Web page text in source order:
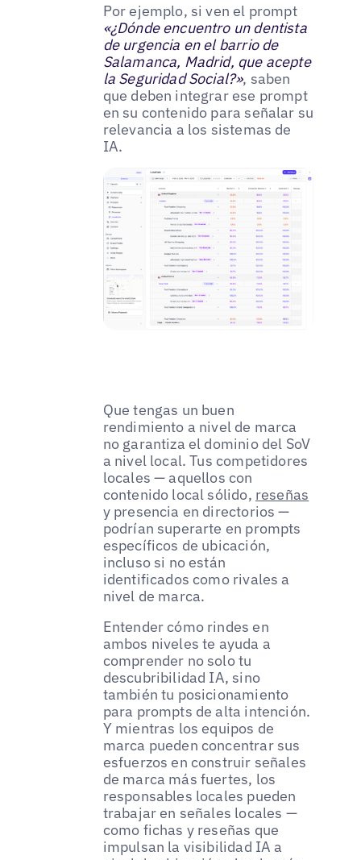
Por ejemplo, si ven el prompt
«¿Dónde encuentro un dentista
de urgencia en el barrio de
Salamanca, Madrid, que acepte
la Seguridad Social?», saben
que deben integrar ese prompt
en su contenido para señalar su
relevancia a los sistemas de
IA.
Que tengas un buen
rendimiento a nivel de marca
no garantiza el dominio del SoV
a nivel local. Tus competidores
locales — aquellos con
contenido local sólido, reseñas
y presencia en directorios —
podrían superarte en prompts
específicos de ubicación,
incluso si no están
identificados como rivales a
nivel de marca.
Entender cómo rindes en
ambos niveles te ayuda a
comprender no solo tu
descubribilidad IA, sino
también tu posicionamiento
para prompts de alta intención.
Y mientras los equipos de
marca pueden concentrar sus
esfuerzos en construir señales
de marca más fuertes, los
responsables locales pueden
trabajar en señales locales —
como fichas y reseñas que
impulsan la visibilidad IA a